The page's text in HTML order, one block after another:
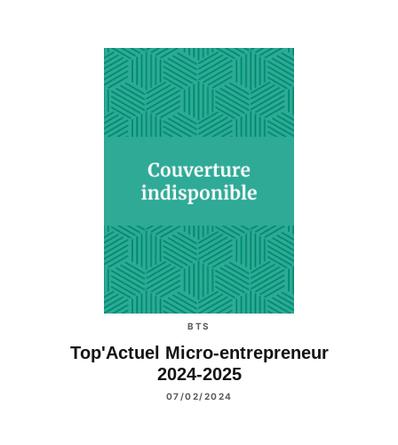
BTS
Top'Actuel Micro-entrepreneur
2024-2025
07/02/2024